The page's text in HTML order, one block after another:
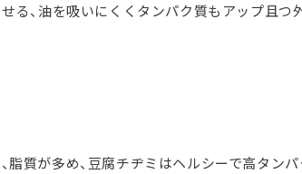
せる、油を吸いにくくタンパク質もアップ且つ
脂質が多め、豆腐チヂミはヘルシーで高タンパ